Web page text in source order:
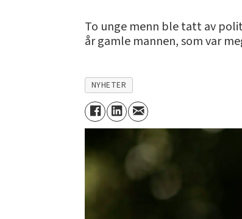
To unge menn ble tatt av
år gamle mannen, som var
NYHETER